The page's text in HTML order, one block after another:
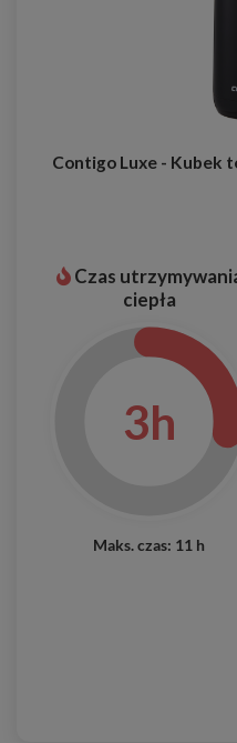
Contigo Luxe - Kubek
Czas
ciepła
3h
Maks. czas: 11 h